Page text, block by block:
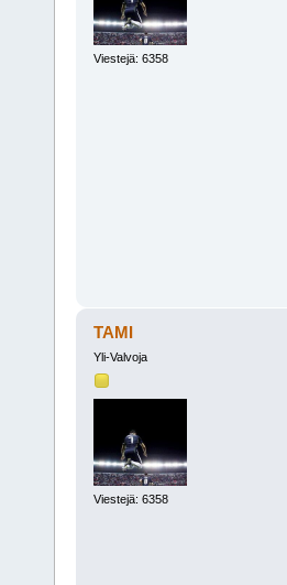
Viestejä: 6358
TAMI
Yli-Valvoja
Viestejä: 6358